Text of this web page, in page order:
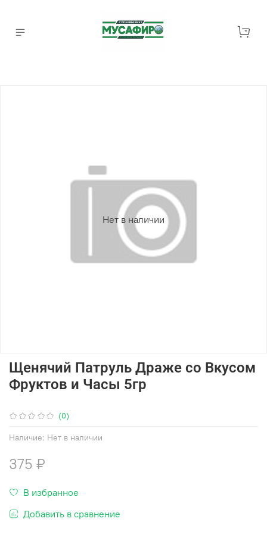
Нет в наличии
(0)
Наличие: Нет в наличии
Щенячий Патруль Драже со Вкусом
Фруктов и Часы 5гр
375 ₽
В избранное
Добавить в сравнение